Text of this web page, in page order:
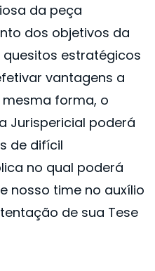
da peça
dos objetivos da
estratégicos
vantagens a
forma, o
Jurispericial poderá
de difícil
no qual poderá
nosso time no auxílio
de sua Tese